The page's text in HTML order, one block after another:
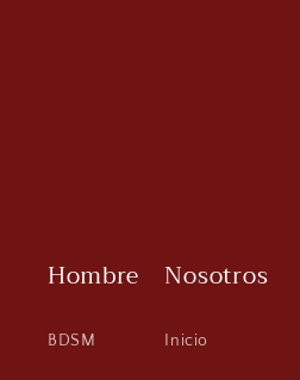
Hombre
BDSM
Nosotros
Inicio